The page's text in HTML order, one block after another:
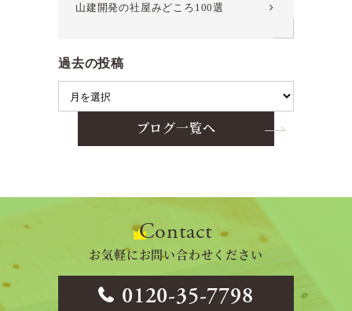
山建開発の社屋みどころ100選
過去の投稿
ブログ一覧へ
Contact
お気軽にお問い合わせください
0120-35-7798